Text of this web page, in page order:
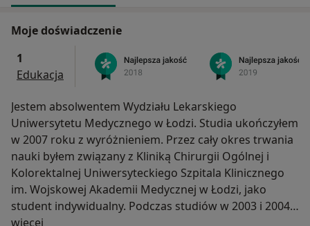
Moje doświadczenie
1
Edukacja
Jestem absolwentem Wydziału Lekarskiego
Uniwersytetu Medycznego w Łodzi. Studia ukończyłem
w 2007 roku z wyróżnieniem. Przez cały okres trwania
nauki byłem związany z Kliniką Chirurgii Ogólnej i
Kolorektalnej Uniwersyteckiego Szpitala Klinicznego
im. Wojskowej Akademii Medycznej w Łodzi, jako
student indywidualny. Podczas studiów w 2003 i 2004
roku odbyłem praktyki zagraniczne w Royal
więcej